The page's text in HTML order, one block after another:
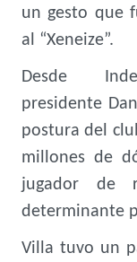
un gesto que
al “Xeneize”.
Desde
presidente
postura del
millones de
jugador de
determinante
Villa tuvo un